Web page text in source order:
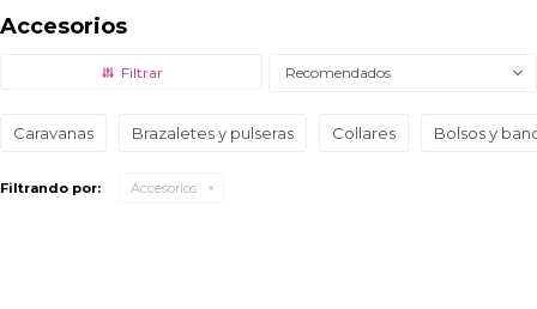
Accesorios
Recomendados
Caravanas Brazaletes y pulseras Collares Bolsos y
Filtrando por: Accesorios